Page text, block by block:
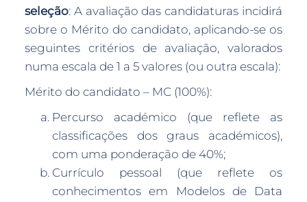
seleção: A avaliação das candidaturas incidirá
sobre o Mérito do candidato, aplicando-se os
seguintes critérios de avaliação, valorados
numa escala de 1 a 5 valores (ou outra escala):
Mérito do candidato – MC (100%):
Percurso académico (que reflete as
classificações dos graus académicos),
com uma ponderação de 40%;
Currículo pessoal (que reflete os
conhecimentos em Modelos de Data